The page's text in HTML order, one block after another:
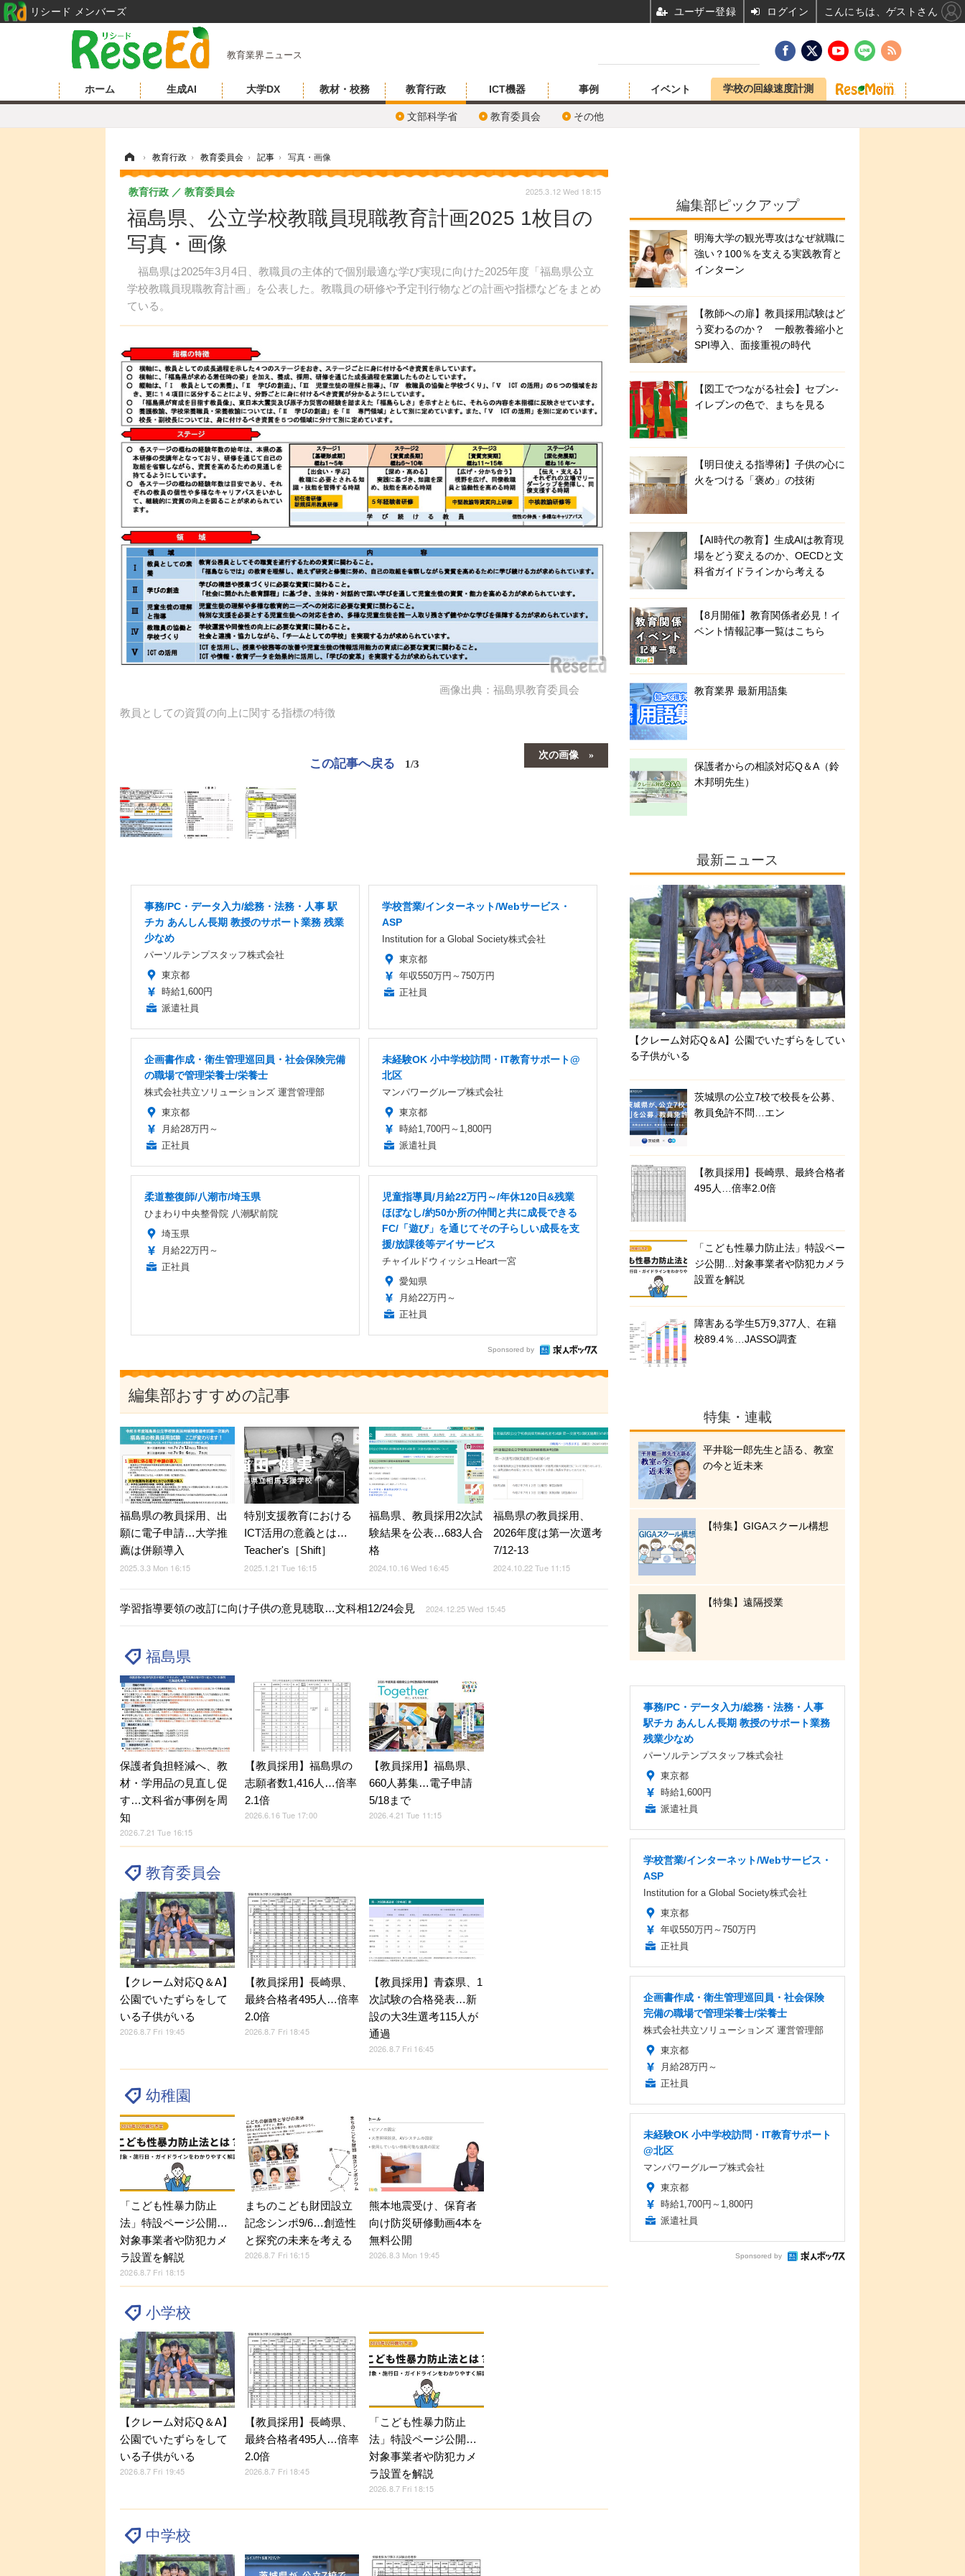
教育業界ニュース
ホーム 生成AI 大学DX 教材・校務 教育行政
文部科学省 教育委員会 その他
ICT機器 事例 イベント 学校の回線速度計測
› 教育行政 › 教育委員会 › 記事 › 写真・画像
福島県、公立学校教職員現職教育計画2025 1枚目の
写真・画像
福島県は2025年3月4日、教職員の主体的で個別最適な学び実現に向けた2025年度「福島県公立
学校教職員現職教育計画」を公表した。教職員の研修や予定刊行物などの計画や指標などをまとめ
ている。
教育行政 教育委員会 2025.3.12 Wed 18:15
画像出典：福島県教育委員会
教員としての資質の向上に関する指標の特徴
次の画像
この記事へ戻る 1/3
事務/PC・データ入力/総務・法務・人事 駅
チカ あんしん長期 教授のサポート業務 残業
少なめ
パーソルテンプスタッフ株式会社
東京都
時給1,600円
派遣社員
学校営業/インターネット/Webサービス・
ASP
Institution for a Global Society株式会社
東京都
年収550万円～750万円
正社員
企画書作成・衛生管理巡回員・社会保険完備
の職場で管理栄養士/栄養士
株式会社共立ソリューションズ 運営管理部
東京都
月給28万円～
正社員
未経験OK 小中学校訪問・IT教育サポート@
北区
マンパワーグループ株式会社
東京都
時給1,700円～1,800円
派遣社員
柔道整復師/八潮市/埼玉県
ひまわり中央整骨院 八潮駅前院
埼玉県
月給22万円～
正社員
児童指導員/月給22万円～/年休120日&残業
ほぼなし/約50か所の仲間と共に成長できる
FC/「遊び」を通じてその子らしい成長を支
援/放課後等デイサービス
チャイルドウィッシュHeart一宮
愛知県
月給22万円～
正社員
Sponsored by
編集部おすすめの記事
福島県の教員採用、出
願に電子申請…大学推
薦は併願導入
2025.3.3 Mon 16:15
特別支援教育における
ICT活用の意義とは…
Teacher's［Shift］
2025.1.21 Tue 16:15
福島県、教員採用2次試
験結果を公表…683人合
格
2024.10.16 Wed 16:45
福島県の教員採用、
2026年度は第一次選考
7/12-13
2024.10.22 Tue 11:15
学習指導要領の改訂に向け子供の意見聴取…文科相12/24会見 2024.12.25 Wed 15:45
福島県
保護者負担軽減へ、教
材・学用品の見直し促
す…文科省が事例を周
知
2026.7.21 Tue 16:15
【教員採用】福島県の
志願者数1,416人…倍率
2.1倍
2026.6.16 Tue 17:00
【教員採用】福島県、
660人募集…電子申請
5/18まで
2026.4.21 Tue 11:15
教育委員会
【クレーム対応Q＆A】
公園でいたずらをして
いる子供がいる
2026.8.7 Fri 19:45
【教員採用】長崎県、
最終合格者495人…倍率
2.0倍
2026.8.7 Fri 18:45
【教員採用】青森県、1
次試験の合格発表…新
設の大3生選考115人が
通過
2026.8.7 Fri 16:45
幼稚園
「こども性暴力防止
法」特設ページ公開…
対象事業者や防犯カメ
ラ設置を解説
2026.8.7 Fri 18:15
まちのこども財団設立
記念シンポ9/6…創造性
と探究の未来を考える
2026.8.7 Fri 16:15
熊本地震受け、保育者
向け防災研修動画4本を
無料公開
2026.8.3 Mon 19:45
小学校
【クレーム対応Q＆A】
公園でいたずらをして
いる子供がいる
2026.8.7 Fri 19:45
【教員採用】長崎県、
最終合格者495人…倍率
2.0倍
2026.8.7 Fri 18:45
「こども性暴力防止
法」特設ページ公開…
対象事業者や防犯カメ
ラ設置を解説
2026.8.7 Fri 18:15
中学校
編集部ピックアップ
明海大学の観光専攻はなぜ就職に
強い？100％を支える実践教育と
インターン
【教師への扉】教員採用試験はど
う変わるのか？ 一般教養縮小と
SPI導入、面接重視の時代
【図工でつながる社会】セブン‐
イレブンの色で、まちを見る
【明日使える指導術】子供の心に
火をつける「褒め」の技術
【AI時代の教育】生成AIは教育現
場をどう変えるのか、OECDと文
科省ガイドラインから考える
【8月開催】教育関係者必見！イ
ベント情報記事一覧はこちら
教育業界 最新用語集
保護者からの相談対応Q＆A（鈴
木邦明先生）
最新ニュース
【クレーム対応Q＆A】公園でいたずらをしてい
る子供がいる
茨城県の公立7校で校長を公募、
教員免許不問…エン
【教員採用】長崎県、最終合格者
495人…倍率2.0倍
「こども性暴力防止法」特設ペー
ジ公開…対象事業者や防犯カメラ
設置を解説
障害ある学生5万9,377人、在籍
校89.4％…JASSO調査
特集・連載
平井聡一郎先生と語る、教室
の今と近未来
【特集】GIGAスクール構想
【特集】遠隔授業
事務/PC・データ入力/総務・法務・人事
駅チカ あんしん長期 教授のサポート業務
残業少なめ
パーソルテンプスタッフ株式会社
東京都
時給1,600円
派遣社員
学校営業/インターネット/Webサービス・
ASP
Institution for a Global Society株式会社
東京都
年収550万円～750万円
正社員
企画書作成・衛生管理巡回員・社会保険
完備の職場で管理栄養士/栄養士
株式会社共立ソリューションズ 運営管理部
東京都
月給28万円～
正社員
未経験OK 小中学校訪問・IT教育サポート
@北区
マンパワーグループ株式会社
東京都
時給1,700円～1,800円
派遣社員
Sponsored by
リシード メンバーズ ユーザー登録 ログイン こんにちは、ゲストさん